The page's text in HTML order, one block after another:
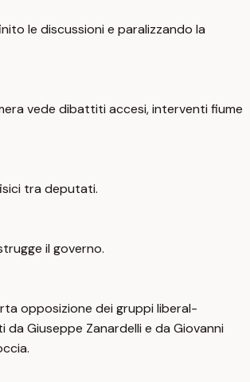
le discussioni e paralizzando la
vede dibattiti accesi, interventi fiume
tra deputati.
il governo.
opposizione dei gruppi liberal-
Giuseppe Zanardelli e da Giovanni